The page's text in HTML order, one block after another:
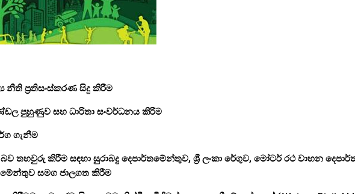
නීති ප්‍රතිසංස්කරණ සිදු කිරීම
පුහුණුව සහ ධාරිතා සංවර්ධනය කිරීම
ගැනීම
තහවුරු කිරීම සඳහා සුරාබදු දෙපාර්තමේන්තුව, ශ්‍රී ලංකා රේගුව, මෝටර් රථ වාහන
සමග ජාලගත කිරීම